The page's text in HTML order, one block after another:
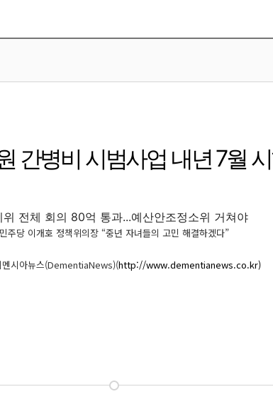
간병비 시범사업 내년 7월
위 전체 회의 80억 통과...예산안조정소위 거쳐야
민주당 이개호 정책위의장 “중년 자녀들의 고민 해결하겠다”
시아뉴스(DementiaNews)(http://www.dementianews.co.kr)